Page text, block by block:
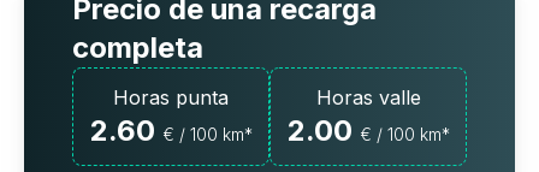
Precio de una recarga
completa
Horas punta
2.60 € / 100 km*
Horas valle
2.00 € / 100 km*